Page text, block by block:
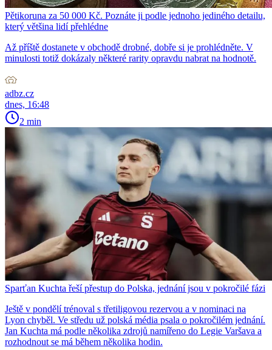
Pětikoruna za 50 000 Kč. Poznáte ji podle jednoho jediného detailu,
který většina lidí přehlédne
Až příště dostanete v obchodě drobné, dobře si je prohlédněte. V
minulosti totiž dokázaly některé rarity opravdu nabrat na hodnotě.
adbz.cz
dnes, 16:48
2 min
Sparťan Kuchta řeší přestup do Polska, jednání jsou v pokročilé fázi
Ještě v pondělí trénoval s třetiligovou rezervou a v nominaci na
Lyon chyběl. Ve středu už polská média psala o pokročilém jednání.
Jan Kuchta má podle několika zdrojů namířeno do Legie Varšava a
rozhodnout se má během několika hodin.